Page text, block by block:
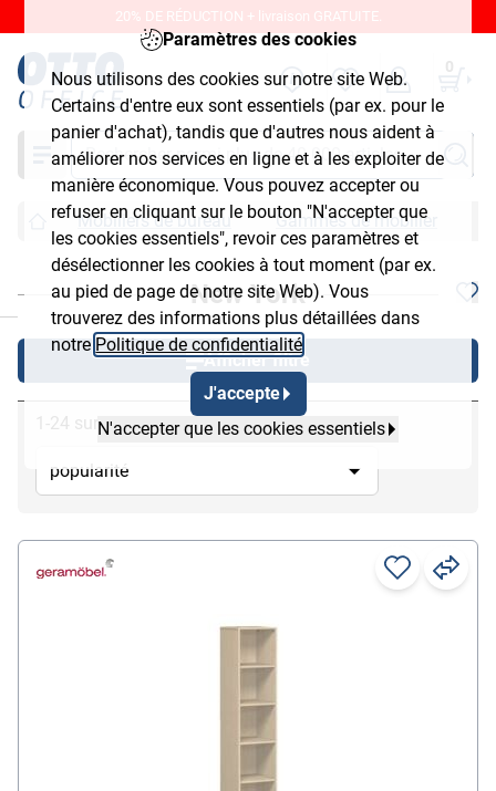
Paramètres des cookies
Nous utilisons des cookies sur notre site Web.
Certains d'entre eux sont essentiels (par ex. pour le
panier d'achat), tandis que d'autres nous aident à
améliorer nos services en ligne et à les exploiter de
manière économique. Vous pouvez accepter ou
refuser en cliquant sur le bouton "N'accepter que
les cookies essentiels", revoir ces paramètres et
désélectionner les cookies à tout moment (par ex.
au pied de page de notre site Web). Vous
trouverez des informations plus détaillées dans
notre Politique de confidentialité
J'accepte
N'accepter que les cookies essentiels
20% DE RÉDUCTION + livraison GRATUITE.
0
Chercher
Mobiliers de bureau Gammes de mobilier
New York
Afficher filtre
1-24 sur 42